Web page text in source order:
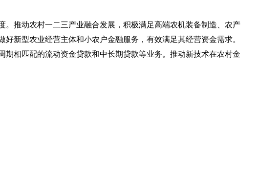
推动农村一二三产业融合发展，积极满足高端农机装备制造、农产
新型农业经营主体和小农户金融服务，有效满足其经营资金需求。
相匹配的流动资金贷款和中长期贷款等业务。推动新技术在农村金